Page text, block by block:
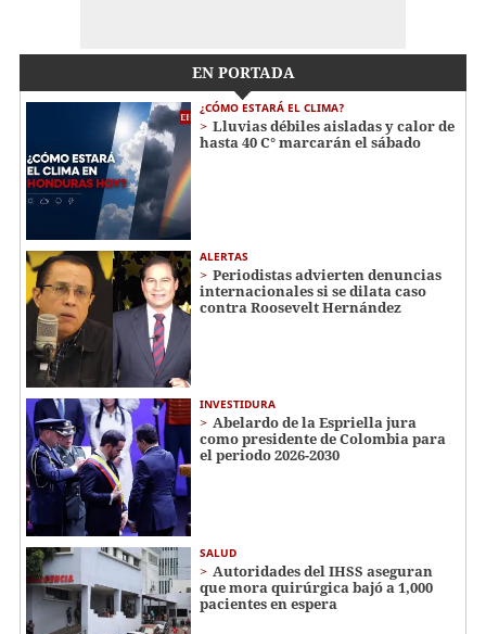
EN PORTADA
¿CÓMO ESTARÁ EL CLIMA?
Lluvias débiles aisladas y calor de
hasta 40 C° marcarán el sábado
ALERTAS
Periodistas advierten denuncias
internacionales si se dilata caso
contra Roosevelt Hernández
INVESTIDURA
Abelardo de la Espriella jura
como presidente de Colombia para
el periodo 2026-2030
SALUD
Autoridades del IHSS aseguran
que mora quirúrgica bajó a 1,000
pacientes en espera